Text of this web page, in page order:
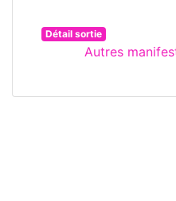
Détail sortie
Autres